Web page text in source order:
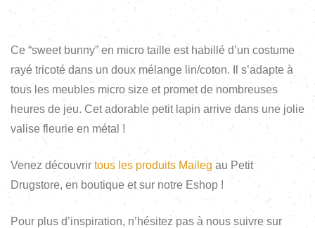
Ce “sweet bunny” en micro taille est habillé d’un costume
rayé tricoté dans un doux mélange lin/coton. Il s’adapte à
tous les meubles micro size et promet de nombreuses
heures de jeu. Cet adorable petit lapin arrive dans une jolie
valise fleurie en métal !
Venez découvrir tous les produits Maileg au Petit
Drugstore, en boutique et sur notre Eshop !
Pour plus d’inspiration, n’hésitez pas à nous suivre sur